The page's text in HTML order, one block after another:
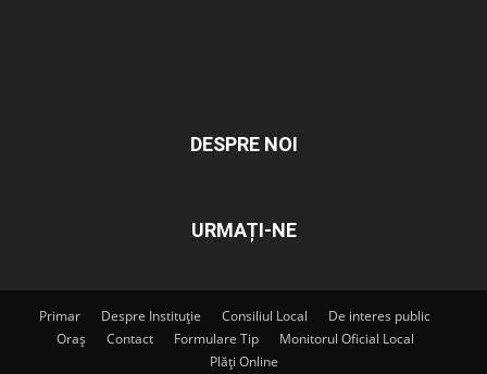
DESPRE NOI
URMAȚI-NE
Primar Despre Instituție Consiliul Local
De interes public
Oraș
Contact Formulare Tip
Monitorul Oficial Local
Plăți Online